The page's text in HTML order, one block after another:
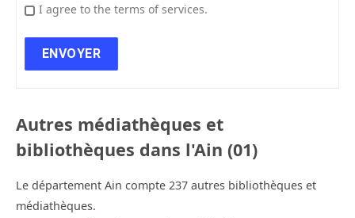
I agree to the terms of services.
Autres médiathèques et
bibliothèques dans l'Ain (01)
Le département Ain compte 237 autres bibliothèques et
médiathèques.